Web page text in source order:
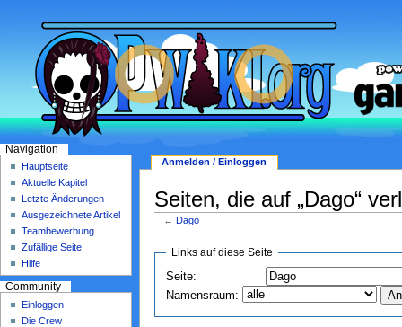
Seiten, die auf „Dago“
← Dago
Links auf diese Seite
Seite:
Namensraum:
Anmelden / Einloggen
Navigation
Hauptseite
Aktuelle Kapitel
Letzte Änderungen
Ausgezeichnete Artikel
Teambewerbung
Zufällige Seite
Hilfe
Community
Einloggen
Die Crew